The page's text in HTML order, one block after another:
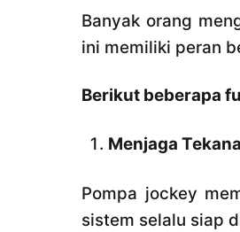
Banyak orang
ini memiliki peran
Berikut beberapa
Menjaga
Pompa jockey
sistem selalu siap